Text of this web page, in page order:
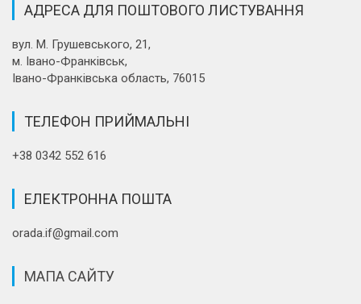
АДРЕСА ДЛЯ ПОШТОВОГО ЛИСТУВАННЯ
вул. М. Грушевського, 21,
м. Івано-Франківськ,
Івано-Франківська область, 76015
ТЕЛЕФОН ПРИЙМАЛЬНІ
+38 0342 552 616
ЕЛЕКТРОННА ПОШТА
orada.if@gmail.com
МАПА САЙТУ